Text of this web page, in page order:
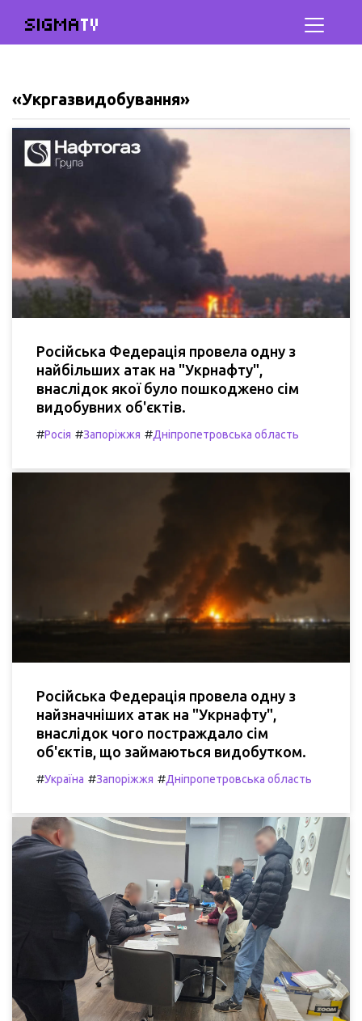
SIGMATV
«Укргазвидобування»
Російська Федерація провела одну з
найбільших атак на "Укрнафту",
внаслідок якої було пошкоджено сім
видобувних об'єктів.
#Росія #Запоріжжя #Дніпропетровська область
Російська Федерація провела одну з
найзначніших атак на "Укрнафту",
внаслідок чого постраждало сім
об'єктів, що займаються видобутком.
#Україна #Запоріжжя #Дніпропетровська область